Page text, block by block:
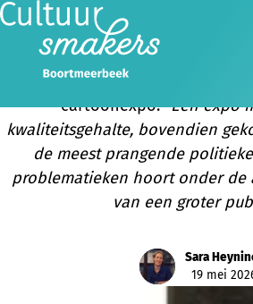
Veel lof voor internationale
Lovende woorden over
cartoonexpo:"Een expo
kwaliteitsgehalte, bovendien
de meest prangende
problematieken hoort onder de
van een groter
Sara
19 mei